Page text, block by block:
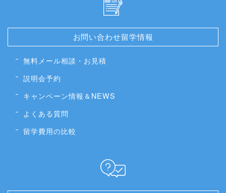
お問い合わせ留学情報
無料メール相談・お見積
説明会予約
キャンペーン情報＆NEWS
よくある質問
留学費用の比較